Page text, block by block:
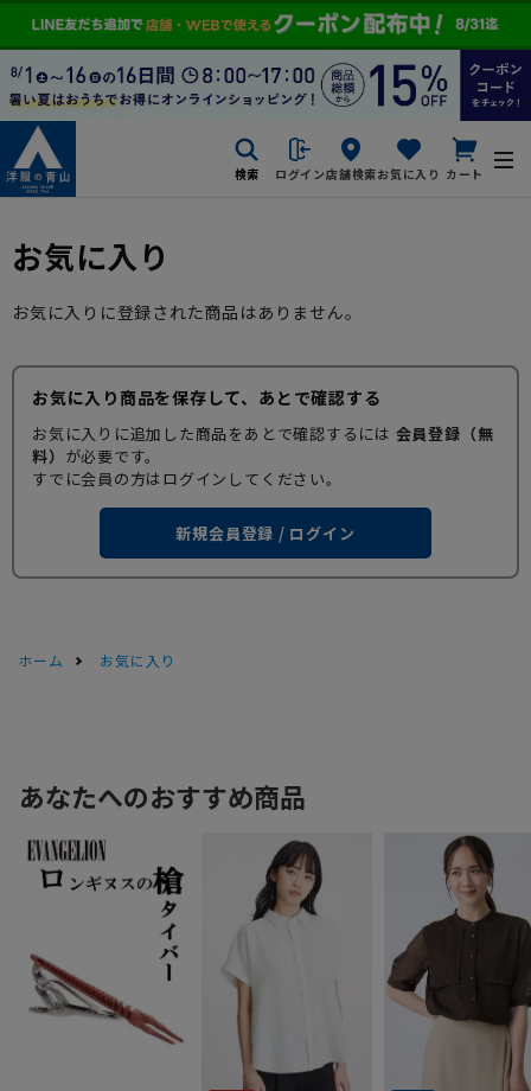
検索 ログイン店舗検索お気に入り カート
お気に入り
お気に入りに登録された商品はありません。
お気に入り商品を保存して、あとで確認する
お気に入りに追加した商品をあとで確認するには 会員登録（無
料） が必要です。
すでに会員の方はログインしてください。
新規会員登録 / ログイン
ホーム お気に入り